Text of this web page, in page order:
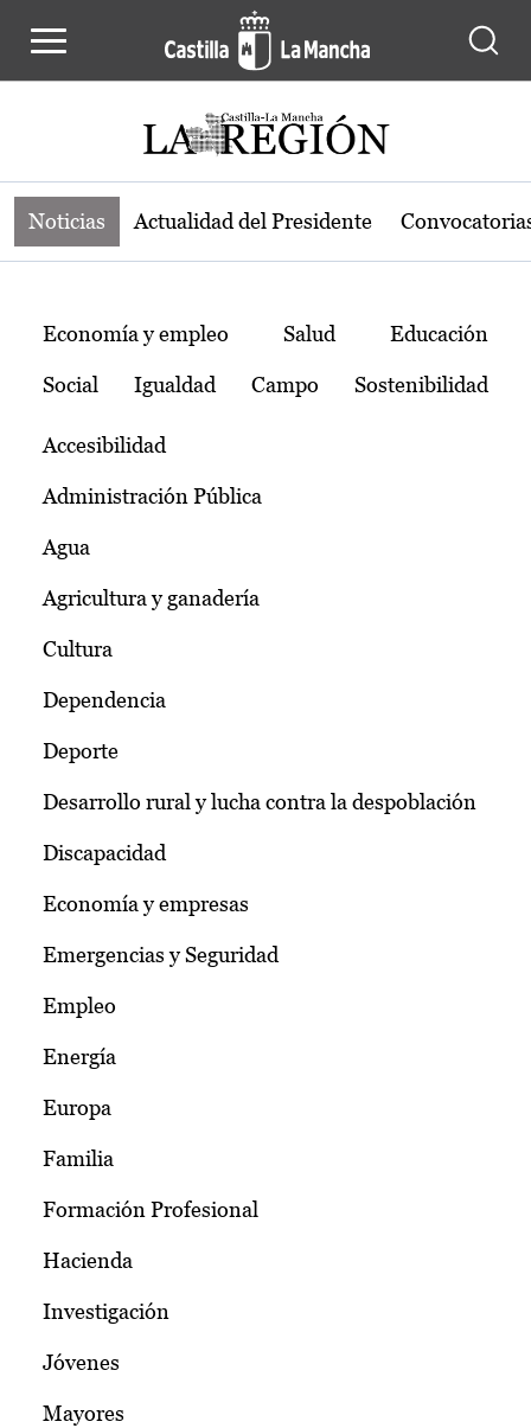
Noticias de la región de Castilla-La
Noticias Actualidad del Presidente
Temas
Economía y empleo Salud Educación
Social Igualdad Campo Sostenibilidad
Accesibilidad
Administración Pública
Agua
Agricultura y ganadería
Cultura
Dependencia
Deporte
Desarrollo rural y lucha contra la despoblación
Discapacidad
Economía y empresas
Emergencias y Seguridad
Empleo
Energía
Europa
Familia
Formación Profesional
Hacienda
Investigación
Jóvenes
Mayores